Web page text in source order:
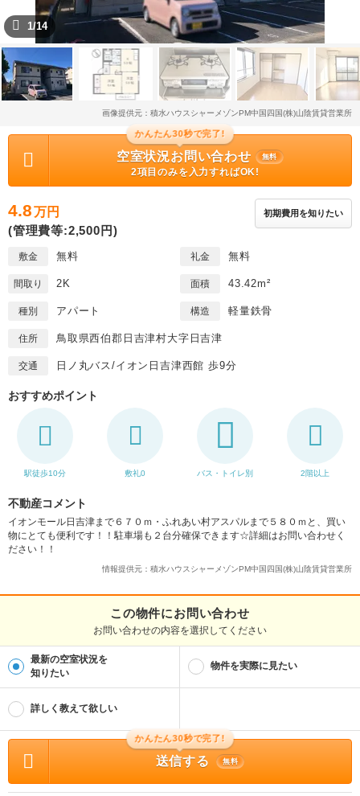
1/14
画像提供元：積水ハウスシャーメゾンPM中国四国(株)山陰賃貸営業所
かんたん30秒で完了!
空室状況お問い合わせ 無料
2項目のみを入力すればOK!
4.8万円
(管理費等:2,500円)
初期費用を知りたい
敷金 無料 礼金 無料
間取り 2K 面積 43.42m²
種別 アパート 構造 軽量鉄骨
住所 鳥取県西伯郡日吉津村大字日吉津
交通 日ノ丸バス/イオン日吉津西館 歩9分
おすすめポイント
駅徒歩10分 敷礼0 バス・トイレ別 2階以上
不動産コメント
イオンモール日吉津まで６７０ｍ・ふれあい村アスパルまで５８０ｍと、買い
物にとても便利です！！駐車場も２台分確保できます☆詳細はお問い合わせく
ださい！！
情報提供元：積水ハウスシャーメゾンPM中国四国(株)山陰賃貸営業所
この物件にお問い合わせ
お問い合わせの内容を選択してください
最新の空室状況を
知りたい
物件を実際に見たい
詳しく教えて欲しい
かんたん30秒で完了!
送信する 無料